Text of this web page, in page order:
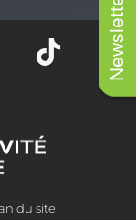
Newsletter
du site